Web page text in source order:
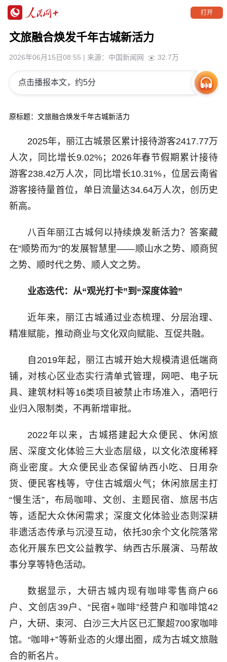
打开
文旅融合焕发千年古城新活力
2026年06月15日08:55 | 来源： 中国新闻网 32.7万
原标题：文旅融合焕发千年古城新活力
2025年，丽江古城景区累计接待游客2417.77万
人次，同比增长9.02%；2026年春节假期累计接待
游客238.42万人次，同比增长10.31%，位居云南省
游客接待量首位，单日流量达34.64万人次，创历史
新高。
八百年丽江古城何以持续焕发新活力？答案藏
在"顺势而为"的发展智慧里——顺山水之势、顺商贸
之势、顺时代之势、顺人文之势。
业态迭代：从“观光打卡”到“深度体验”
近年来，丽江古城通过业态梳理、分层治理、
精准赋能，推动商业与文化双向赋能、互促共融。
自2019年起，丽江古城开始大规模清退低端商
铺，对核心区业态实行清单式管理，网吧、电子玩
具、建筑材料等16类项目被禁止市场准入，酒吧行
业归入限制类，不再新增审批。
2022年以来，古城搭建起大众便民、休闲旅
居、深度文化体验三大业态层级，以文化浓度稀释
商业密度。大众便民业态保留纳西小吃、日用杂
货、便民客栈等，守住古城烟火气；休闲旅居主打
“慢生活”，布局咖啡、文创、主题民宿、旅居书店
等，适配大众休闲需求；深度文化体验业态则深耕
非遗活态传承与沉浸互动，依托30余个文化院落常
态化开展东巴文公益教学、纳西古乐展演、马帮故
事分享等特色活动。
数据显示，大研古城内现有咖啡零售商户66
户、文创店39户、“民宿+咖啡”经营户和咖啡馆42
户，大研、束河、白沙三大片区已汇聚超700家咖啡
馆。“咖啡+”等新业态的火爆出圈，成为古城文旅融
合的新名片。